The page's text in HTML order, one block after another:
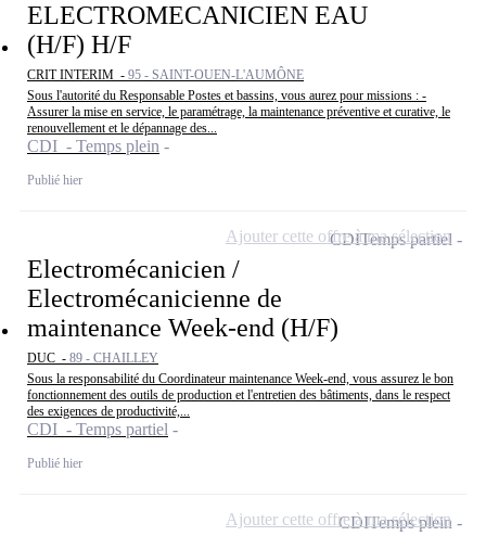
ELECTROMECANICIEN EAU
(H/F) H/F
CRIT INTERIM - 95 - SAINT-OUEN-L'AUMÔNE
Sous l'autorité du Responsable Postes et bassins, vous aurez pour missions : -
Assurer la mise en service, le paramétrage, la maintenance préventive et curative, le
renouvellement et le dépannage des...
CDI - Temps plein
Publié hier
Electromécanicien /
Electromécanicienne de
maintenance Week-end (H/F)
DUC - 89 - CHAILLEY
Sous la responsabilité du Coordinateur maintenance Week-end, vous assurez le bon
fonctionnement des outils de production et l'entretien des bâtiments, dans le respect
des exigences de productivité,...
CDI - Temps partiel
Publié hier
CDITemps partiel
Ajouter cette offre à ma sélection
CDITemps plein
Ajouter cette offre à ma sélection